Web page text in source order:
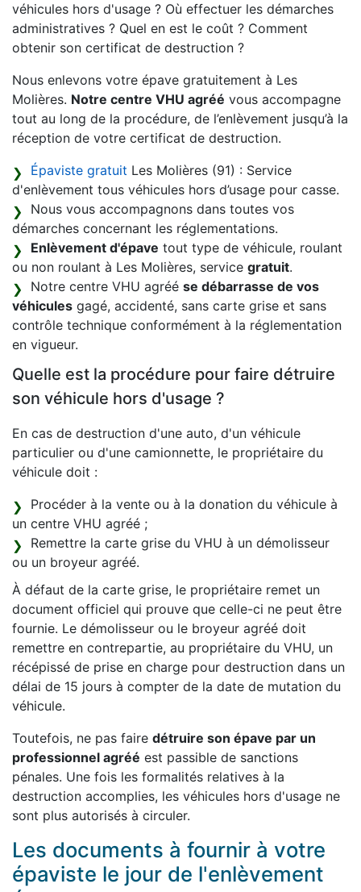
véhicules hors d'usage ? Où effectuer les démarches
administratives ? Quel en est le coût ? Comment
obtenir son certificat de destruction ?
Nous enlevons votre épave gratuitement à Les
Molières. Notre centre VHU agréé vous accompagne
tout au long de la procédure, de l’enlèvement jusqu’à la
réception de votre certificat de destruction.
Épaviste gratuit Les Molières (91) : Service
d'enlèvement tous véhicules hors d’usage pour casse.
Nous vous accompagnons dans toutes vos
démarches concernant les réglementations.
Enlèvement d'épave tout type de véhicule, roulant
ou non roulant à Les Molières, service gratuit.
Notre centre VHU agréé se débarrasse de vos
véhicules gagé, accidenté, sans carte grise et sans
contrôle technique conformément à la réglementation
en vigueur.
Quelle est la procédure pour faire détruire
son véhicule hors d'usage ?
En cas de destruction d'une auto, d'un véhicule
particulier ou d'une camionnette, le propriétaire du
véhicule doit :
Procéder à la vente ou à la donation du véhicule à
un centre VHU agréé ;
Remettre la carte grise du VHU à un démolisseur
ou un broyeur agréé.
À défaut de la carte grise, le propriétaire remet un
document officiel qui prouve que celle-ci ne peut être
fournie. Le démolisseur ou le broyeur agréé doit
remettre en contrepartie, au propriétaire du VHU, un
récépissé de prise en charge pour destruction dans un
délai de 15 jours à compter de la date de mutation du
véhicule.
Toutefois, ne pas faire détruire son épave par un
professionnel agréé est passible de sanctions
pénales. Une fois les formalités relatives à la
destruction accomplies, les véhicules hors d'usage ne
sont plus autorisés à circuler.
Les documents à fournir à votre
épaviste le jour de l'enlèvement